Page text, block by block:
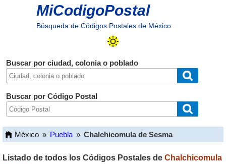
MiCodigoPostal
Búsqueda de Códigos Postales de México
Buscar por ciudad, colonia o poblado
Buscar por Código Postal
México » Puebla » Chalchicomula de Sesma
Listado de todos los Códigos Postales de Chalchicomula